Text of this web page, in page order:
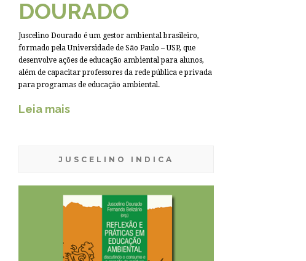
DOURADO
Juscelino Dourado é um gestor ambiental brasileiro,
formado pela Universidade de São Paulo – USP, que
desenvolve ações de educação ambiental para alunos,
além de capacitar professores da rede pública e privada
para programas de educação ambiental.
Leia mais
JUSCELINO INDICA